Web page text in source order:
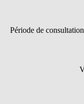
Période de